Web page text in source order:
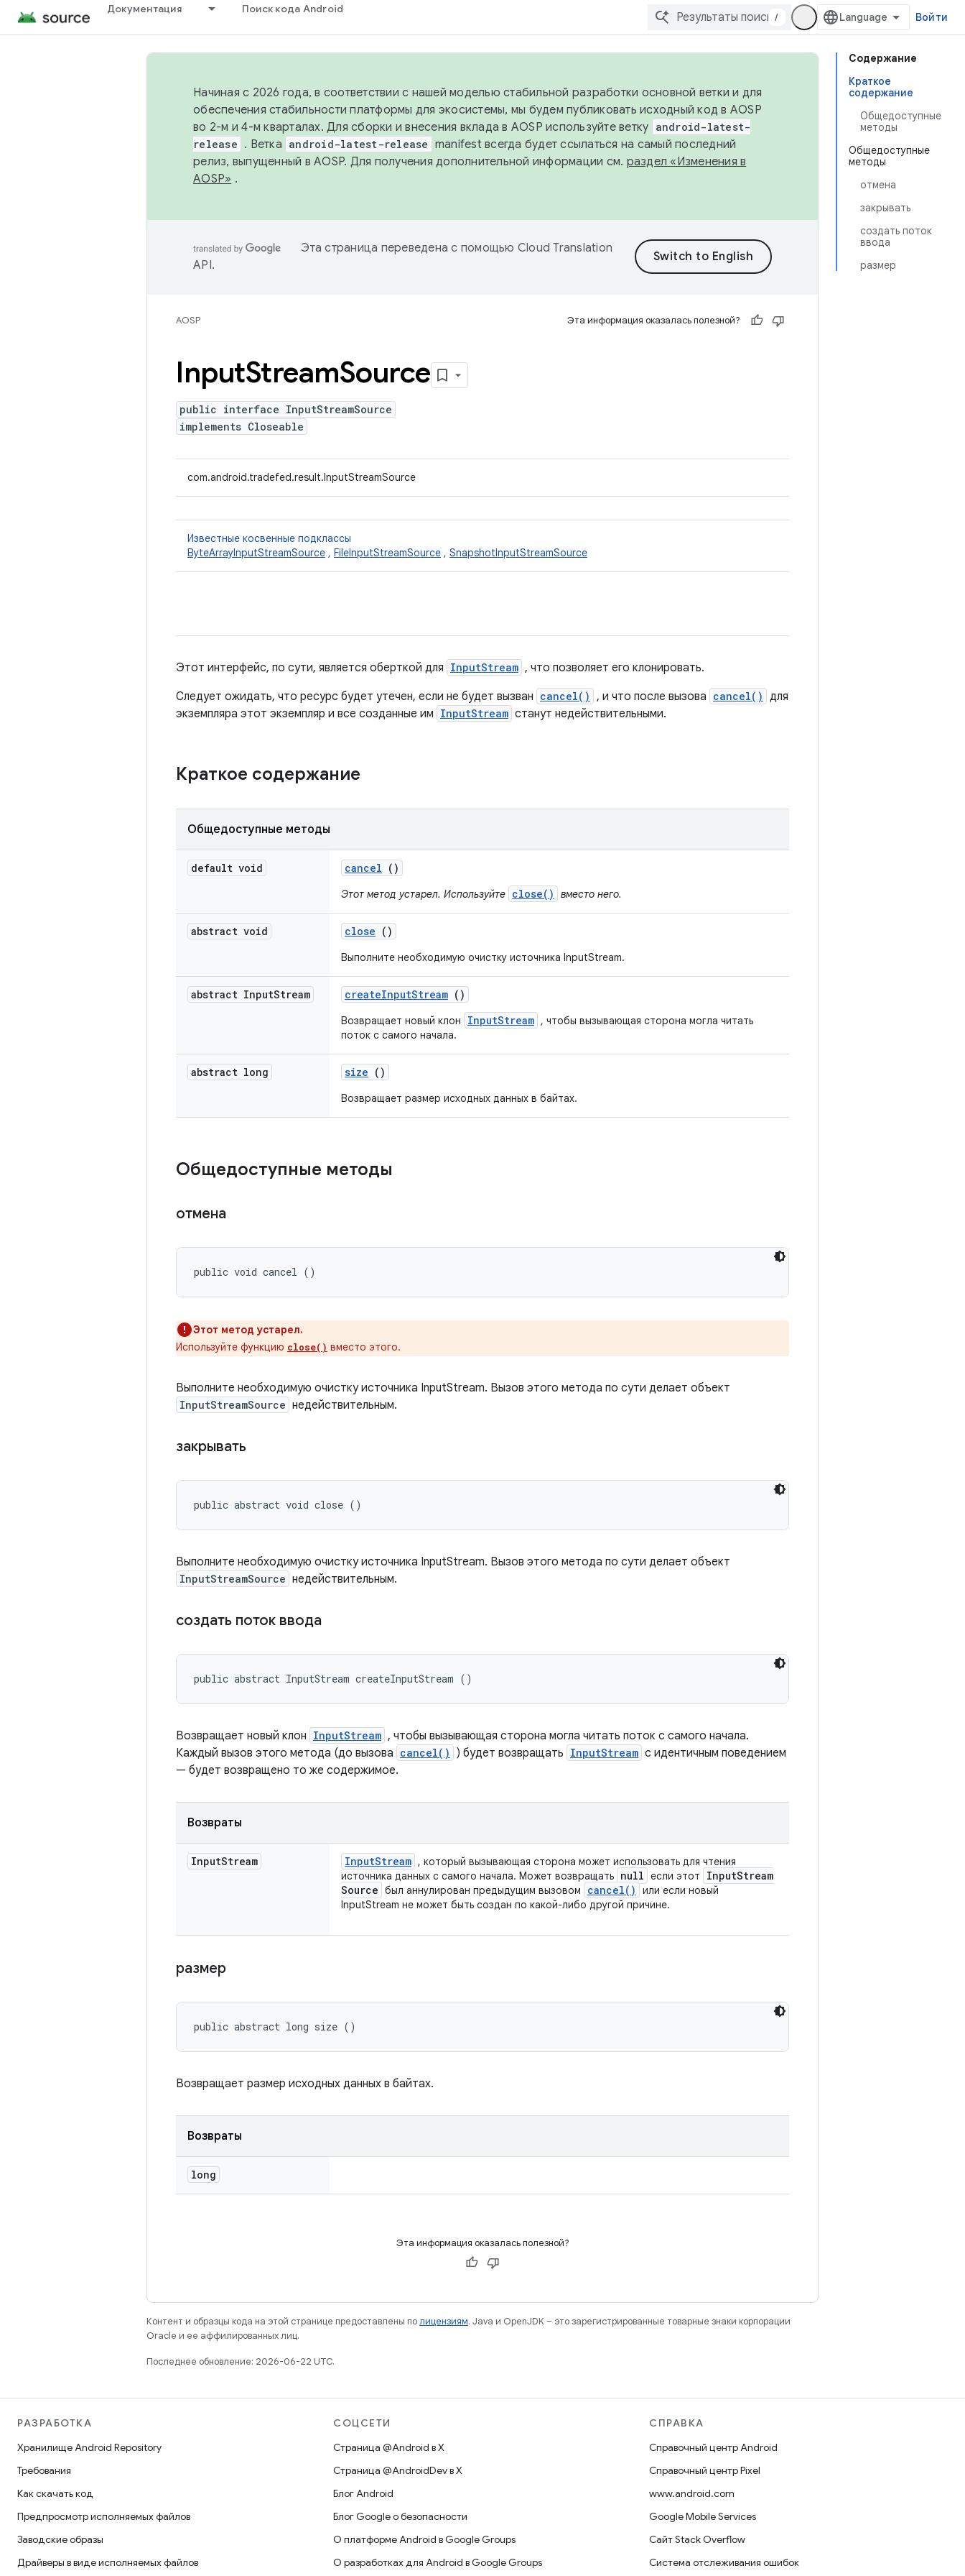
Документация Поиск кода Android
/ Войти
Содержание
Краткое
содержание
Общедоступные
методы
Общедоступные
методы
отмена
закрывать
создать поток
ввода
размер
Начиная с 2026 года, в соответствии с нашей моделью стабильной разработки основной ветки и для
обеспечения стабильности платформы для экосистемы, мы будем публиковать исходный код в AOSP
во 2-м и 4-м кварталах. Для сборки и внесения вклада в AOSP используйте ветку android-latest-
release . Ветка android-latest-release manifest всегда будет ссылаться на самый последний
релиз, выпущенный в AOSP. Для получения дополнительной информации см. раздел «Изменения в
AOSP» .
Эта страница переведена с помощью Cloud Translation
API.
AOSP Эта информация оказалась полезной?
InputStreamSource
public interface InputStreamSource
implements Closeable
com.android.tradefed.result.InputStreamSource
Известные косвенные подклассы
ByteArrayInputStreamSource , FileInputStreamSource , SnapshotInputStreamSource
Этот интерфейс, по сути, является оберткой для InputStream , что позволяет его клонировать.
Следует ожидать, что ресурс будет утечен, если не будет вызван cancel() , и что после вызова cancel() для
экземпляра этот экземпляр и все созданные им InputStream станут недействительными.
Краткое содержание
Общедоступные методы
default void cancel ()
Этот метод устарел. Используйте close() вместо него.
abstract void close ()
Выполните необходимую очистку источника InputStream.
abstract InputStream createInputStream ()
Возвращает новый клон InputStream , чтобы вызывающая сторона могла читать
поток с самого начала.
abstract long size ()
Возвращает размер исходных данных в байтах.
Общедоступные методы
отмена
public void cancel ()
Этот метод устарел.
Используйте функцию close() вместо этого.
Выполните необходимую очистку источника InputStream. Вызов этого метода по сути делает объект
InputStreamSource недействительным.
закрывать
public abstract void close ()
Выполните необходимую очистку источника InputStream. Вызов этого метода по сути делает объект
InputStreamSource недействительным.
создать поток ввода
public abstract InputStream createInputStream ()
Возвращает новый клон InputStream , чтобы вызывающая сторона могла читать поток с самого начала.
Каждый вызов этого метода (до вызова cancel() ) будет возвращать InputStream с идентичным поведением
— будет возвращено то же содержимое.
Возвраты
InputStream InputStream , который вызывающая сторона может использовать для чтения
источника данных с самого начала. Может возвращать null если этот InputStream
Source был аннулирован предыдущим вызовом cancel( )
или если новый
InputStream не может быть создан по какой-либо другой причине.
размер
public abstract long size ()
Возвращает размер исходных данных в байтах.
Возвраты
long
Эта информация оказалась полезной?
Контент и образцы кода на этой странице предоставлены полицензиям. Java и OpenJDK – это зарегистрированные товарные знаки корпорации
Oracle и ее аффилированных лиц.
Последнее обновление: 2026-06-22 UTC.
РАЗРАБОТКА
Хранилище Android Repository
Требования
Как скачать код
Предпросмотр исполняемых файлов
Заводские образы
Драйверы в виде исполняемых файлов
СОЦСЕТИ
Страница @Android в X
Страница @AndroidDev в X
Блог Android
Блог Google о безопасности
О платформе Android в Google Groups
О разработках для Android в Google Groups
СПРАВКА
Справочный центр Android
Справочный центр Pixel
www.android.com
Google Mobile Services
Сайт Stack Overflow
Система отслеживания ошибок